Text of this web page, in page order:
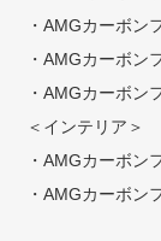
・AMGカーボン
・AMGカーボン
・AMGカーボン
＜インテリア＞
・AMGカーボン
・AMGカーボン